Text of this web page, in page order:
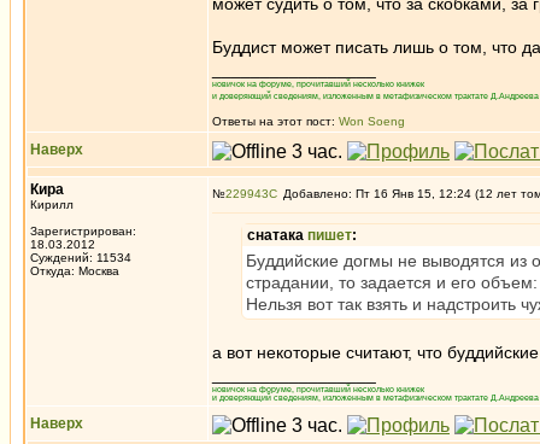
Буддист может писать лишь о том, что
новичок на форуме, прочитавший несколько книжек
и доверяющий сведениям, изложенным в метафизическом трактате
Ответы на этот пост: Won Soeng
Наверх
Кира
Кирилл
Зарегистрирован:
18.03.2012
Суждений: 11534
Откуда: Москва
№229943 Добавлено: Пт 16 Янв 15, 12:24 (12 лет
снатака пишет:
Буддийские догмы не выводятся из
страдании, то задается и его
Нельзя вот так взять и надстроить
а вот некоторые считают, что
новичок на форуме, прочитавший несколько книжек
и доверяющий сведениям, изложенным в метафизическом трактате
Наверх